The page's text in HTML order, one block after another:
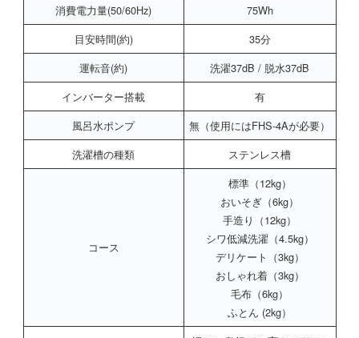
消費電力量(50/60Hz)
75Wh
目安時間(約)
35分
運転音(約)
洗濯37dB / 脱水37dB
インバーター搭載
有
風呂水ポンプ
無（使用にはFHS-4Aが必要）
洗濯槽の種類
ステンレス槽
コース
標準（12kg）
おいそぎ（6kg）
手造り（12kg）
シワ低減洗濯（4.5kg）
デリケート（3kg）
おしゃれ着（3kg）
毛布（6kg）
ふとん (2kg）